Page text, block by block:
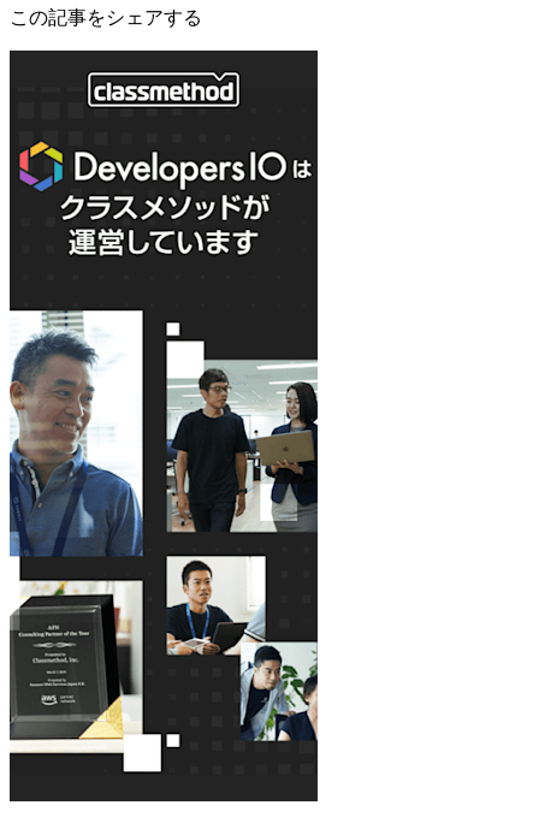
この記事をシェアする